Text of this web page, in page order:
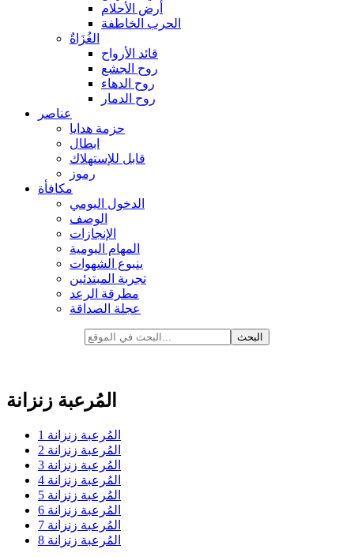
أرض الأحلام
الحرب الخاطفة
الغُزَاةٌ
قائد الأرواح
روح الجشع
روح الدهاء
روح الدمار
عناصر
حزمة هدايا
ابطال
قابل للإستهلاك
رموز
مكافأة
الدخول اليومي
الوصف
الإنجازات
المهام اليومية
ينبوع الشهوات
تجربة المبتدئين
مطرقة الرعد
عجلة الصداقة
المُرعبة زنزانة
المُرعبة زنزانة 1
المُرعبة زنزانة 2
المُرعبة زنزانة 3
المُرعبة زنزانة 4
المُرعبة زنزانة 5
المُرعبة زنزانة 6
المُرعبة زنزانة 7
المُرعبة زنزانة 8